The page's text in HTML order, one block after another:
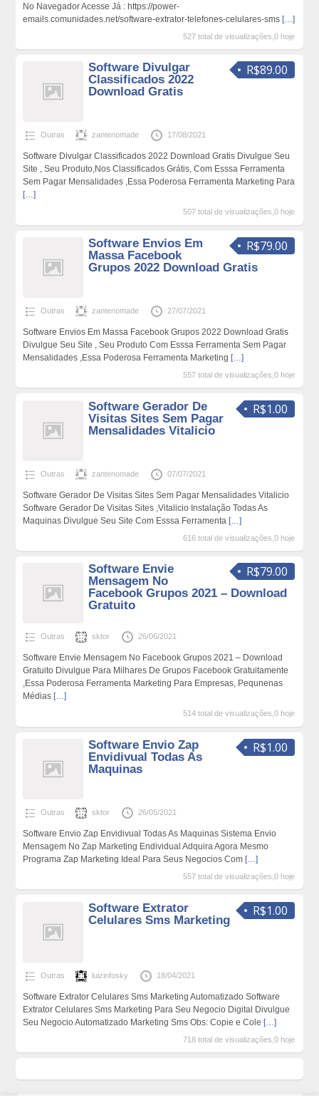
No Navegador Acesse Já : https://power-
emails.comunidades.net/software-extrator-telefones-celulares-sms […]
527 total de visualizações,0 hoje
R$89.00
Software Divulgar
Classificados 2022
Download Gratis
Outras zantenomade 17/08/2021
Software Divulgar Classificados 2022 Download Gratis Divulgue Seu
Site , Seu Produto,Nos Classificados Grátis, Com Esssa Ferramenta
Sem Pagar Mensalidades ,Essa Poderosa Ferramenta Marketing Para
[…]
507 total de visualizações,0 hoje
R$79.00
Software Envios Em
Massa Facebook
Grupos 2022 Download Gratis
Outras zantenomade 27/07/2021
Software Envios Em Massa Facebook Grupos 2022 Download Gratis
Divulgue Seu Site , Seu Produto Com Esssa Ferramenta Sem Pagar
Mensalidades ,Essa Poderosa Ferramenta Marketing […]
557 total de visualizações,0 hoje
R$1.00
Software Gerador De
Visitas Sites Sem Pagar
Mensalidades Vitalicio
Outras zantenomade 07/07/2021
Software Gerador De Visitas Sites Sem Pagar Mensalidades Vitalicio
Software Gerador De Visitas Sites ,Vitalicio Instalação Todas As
Maquinas Divulgue Seu Site Com Esssa Ferramenta […]
616 total de visualizações,0 hoje
R$79.00
Software Envie
Mensagem No
Facebook Grupos 2021 – Download
Gratuito
Outras sktor 26/06/2021
Software Envie Mensagem No Facebook Grupos 2021 – Download
Gratuito Divulgue Para Milhares De Grupos Facebook Gratuitamente
,Essa Poderosa Ferramenta Marketing Para Empresas, Pequnenas
Médias […]
514 total de visualizações,0 hoje
R$1.00
Software Envio Zap
Envidivual Todas As
Maquinas
Outras sktor 26/05/2021
Software Envio Zap Envidivual Todas As Maquinas Sistema Envio
Mensagem No Zap Marketing Endividual Adquira Agora Mesmo
Programa Zap Marketing Ideal Para Seus Negocios Com […]
557 total de visualizações,0 hoje
R$1.00
Software Extrator
Celulares Sms Marketing
Outras luizinfosky 18/04/2021
Software Extrator Celulares Sms Marketing Automatizado Software
Extrator Celulares Sms Marketing Para Seu Negocio Digital Divulgue
Seu Negocio Automatizado Marketing Sms Obs: Copie e Cole […]
718 total de visualizações,0 hoje